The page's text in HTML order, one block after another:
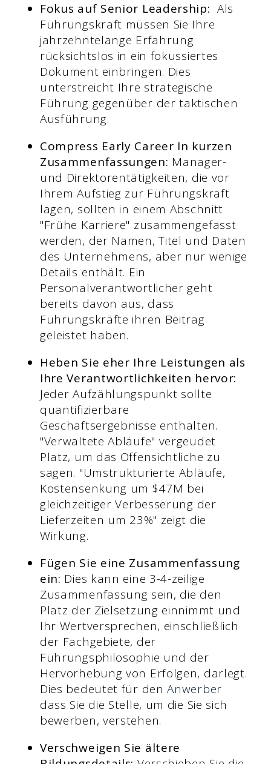
Fokus auf Senior Leadership: Als
Führungskraft müssen Sie Ihre
jahrzehntelange Erfahrung
rücksichtslos in ein fokussiertes
Dokument einbringen. Dies
unterstreicht Ihre strategische
Führung gegenüber der taktischen
Ausführung.
Compress Early Career In kurzen
Zusammenfassungen: Manager-
und Direktorentätigkeiten, die vor
Ihrem Aufstieg zur Führungskraft
lagen, sollten in einem Abschnitt
"Frühe Karriere" zusammengefasst
werden, der Namen, Titel und Daten
des Unternehmens, aber nur wenige
Details enthält. Ein
Personalverantwortlicher geht
bereits davon aus, dass
Führungskräfte ihren Beitrag
geleistet haben.
Heben Sie eher Ihre Leistungen als
Ihre Verantwortlichkeiten hervor:
Jeder Aufzählungspunkt sollte
quantifizierbare
Geschäftsergebnisse enthalten.
"Verwaltete Abläufe" vergeudet
Platz, um das Offensichtliche zu
sagen. "Umstrukturierte Abläufe,
Kostensenkung um $47M bei
gleichzeitiger Verbesserung der
Lieferzeiten um 23%" zeigt die
Wirkung.
Fügen Sie eine Zusammenfassung
ein: Dies kann eine 3-4-zeilige
Zusammenfassung sein, die den
Platz der Zielsetzung einnimmt und
Ihr Wertversprechen, einschließlich
der Fachgebiete, der
Führungsphilosophie und der
Hervorhebung von Erfolgen, darlegt.
Dies bedeutet für denAnwerber
dass Sie die Stelle, um die Sie sich
bewerben, verstehen.
Verschweigen Sie ältere